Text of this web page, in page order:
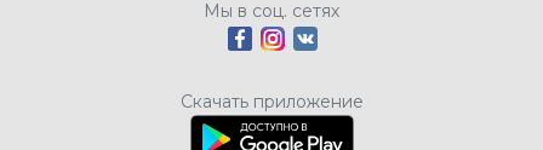
Мы в соц. сетях
Скачать приложение